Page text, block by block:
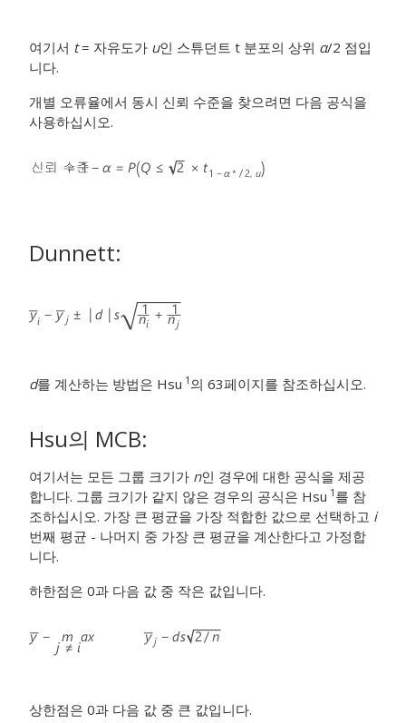
여기서 t= 자유도가 u인 스튜던트 t 분포의 상위 α/2 점입
니다.
개별 오류율에서 동시 신뢰 수준을 찾으려면 다음 공식을
사용하십시오.
Dunnett:
d를 계산하는 방법은 Hsu 1 의 63페이지를 참조하십시오.
Hsu의 MCB:
여기서는 모든 그룹 크기가 n인 경우에 대한 공식을 제공
합니다. 그룹 크기가 같지 않은 경우의 공식은 Hsu 1 를 참
조하십시오. 가장 큰 평균을 가장 적합한 값으로 선택하고 i
번째 평균 - 나머지 중 가장 큰 평균을 계산한다고 가정합
니다.
하한점은 0과 다음 값 중 작은 값입니다.
상한점은 0과 다음 값 중 큰 값입니다.